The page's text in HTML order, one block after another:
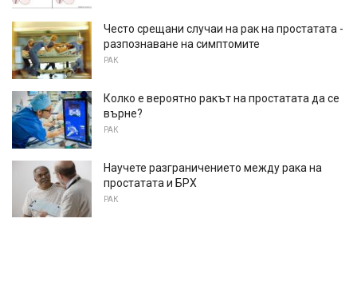
Често срещани случаи на рак на простатата -
разпознаване на симптомите
РАК
Колко е вероятно ракът на простатата да се
върне?
РАК
Научете разграничението между рака на
простатата и БРХ
РАК